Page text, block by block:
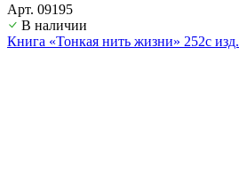
Арт. 09195
В наличии
Книга «Тонкая нить жизни» 252с